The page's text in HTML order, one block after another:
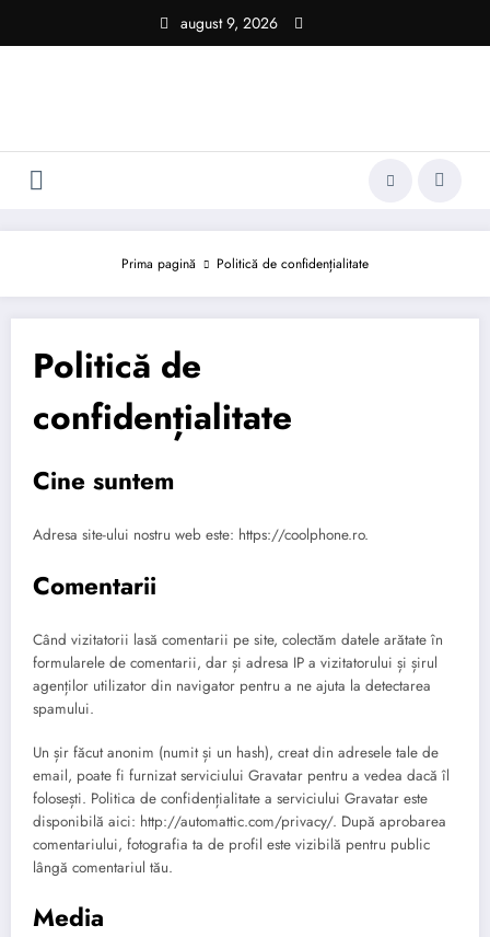
conținut
august 9, 2026
Prima pagină Politică de confidențialitate
Politică de
confidențialitate
Cine suntem
Adresa site-ului nostru web este: https://coolphone.ro.
Comentarii
Când vizitatorii lasă comentarii pe site, colectăm datele arătate în
formularele de comentarii, dar și adresa IP a vizitatorului și șirul
agenților utilizator din navigator pentru a ne ajuta la detectarea
spamului.
Un șir făcut anonim (numit și un hash), creat din adresele tale de
email, poate fi furnizat serviciului Gravatar pentru a vedea dacă îl
folosești. Politica de confidențialitate a serviciului Gravatar este
disponibilă aici: http://automattic.com/privacy/. După aprobarea
comentariului, fotografia ta de profil este vizibilă pentru public
lângă comentariul tău.
Media